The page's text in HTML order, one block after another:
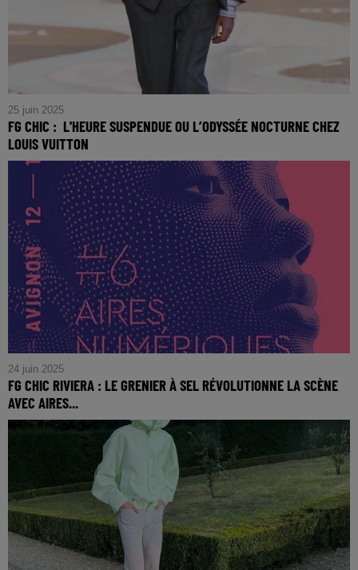
25 juin 2025
FG CHIC : L'HEURE SUSPENDUE OU L’ODYSSÉE NOCTURNE CHEZ
LOUIS VUITTON
FG CHIC : L'Heure Suspendue ou l’Odyssée Nocturne chez
Louis Vuitton
24 juin 2025
FG CHIC RIVIERA : LE GRENIER À SEL RÉVOLUTIONNE LA SCÈNE
AVEC AIRES...
FG CHIC RIVIERA : Le Grenier à Sel Révolutionne la Scène
avec AIRES NUMÉRIQUES